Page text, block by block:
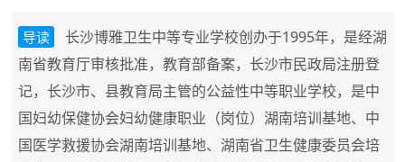
导读
长沙博雅卫生中等专业学校创办于1995年，是经湖
南省教育厅审核批准，教育部备案，长沙市民政局注册登
记，长沙市、县教育局主管的公益性中等职业学校，是中
国妇幼保健协会妇幼健康职业（岗位）湖南培训基地、中
国医学救援协会湖南培训基地、湖南省卫生健康委员会培